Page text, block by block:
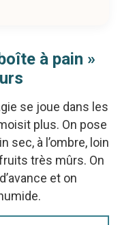
à pain »
se joue dans les
plus. On pose
sec, à l’ombre, loin
très mûrs. On
et on